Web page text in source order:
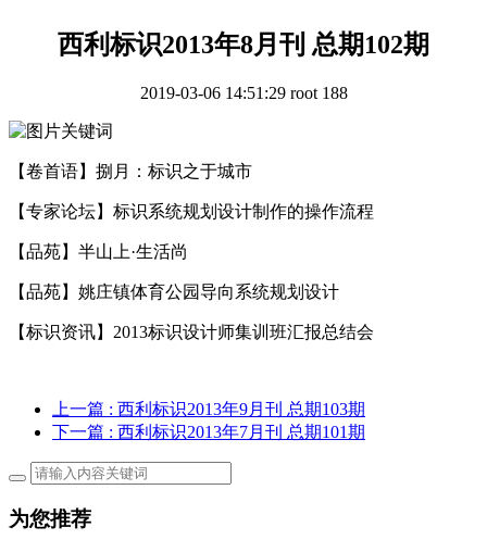
西利标识2013年8月刊 总期102期
2019-03-06 14:51:29 root 188
【卷首语】捌月：标识之于城市
【专家论坛】标识系统规划设计制作的操作流程
【品苑】半山上·生活尚
【品苑】姚庄镇体育公园导向系统规划设计
【标识资讯】2013标识设计师集训班汇报总结会
上一篇 : 西利标识2013年9月刊 总期103期
下一篇 : 西利标识2013年7月刊 总期101期
为您推荐